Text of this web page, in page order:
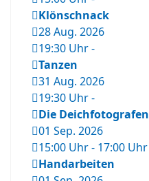
Klönschnack
28 Aug. 2026
19:30 Uhr-
Tanzen
31 Aug. 2026
19:30 Uhr-
Die Deichfotografen
01 Sep. 2026
15:00 Uhr- 17:00 Uhr
Handarbeiten